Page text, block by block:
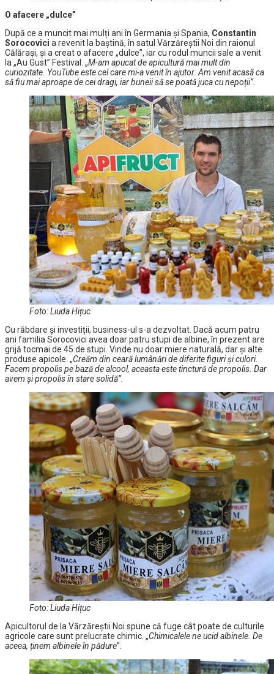
O afacere „dulce”
După ce a muncit mai mulți ani în Germania și Spania, Constantin
Sorocovici a revenit la baștină, în satul Vărzăreștii Noi din raionul
Călărași, și a creat o afacere „dulce”, iar cu rodul muncii sale a venit
la „Au Gust” Festival. „M-am apucat de apicultură mai mult din
curiozitate. YouTube este cel care mi-a venit în ajutor. Am venit acasă ca
să fiu mai aproape de cei dragi, iar buneii să se poată juca cu nepoții”.
Foto: Liuda Hițuc
Cu răbdare și investiții, business-ul s-a dezvoltat. Dacă acum patru
ani familia Sorocovici avea doar patru stupi de albine, în prezent are
grijă tocmai de 45 de stupi. Vinde nu doar miere naturală, dar și alte
produse apicole. „Creăm din ceară lumânări de diferite figuri și culori.
Facem propolis pe bază de alcool, aceasta este tinctură de propolis. Dar
avem și propolis în stare solidă”.
Foto: Liuda Hițuc
Apicultorul de la Vărzăreștii Noi spune că fuge cât poate de culturile
agricole care sunt prelucrate chimic. „Chimicalele ne ucid albinele. De
aceea, ținem albinele în pădure”.